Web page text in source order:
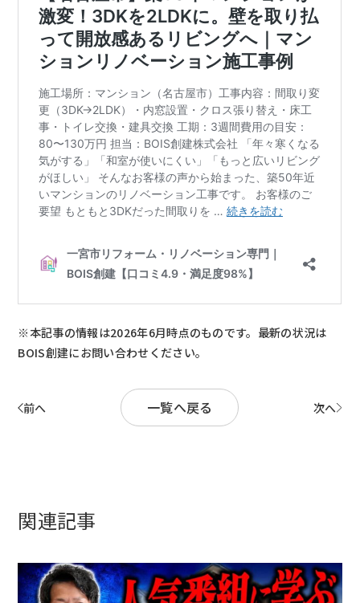
※本記事の情報は2026年6月時点のものです。最新の状況は
BOIS創建にお問い合わせください。
前へ 一覧へ戻る 次へ
関連記事